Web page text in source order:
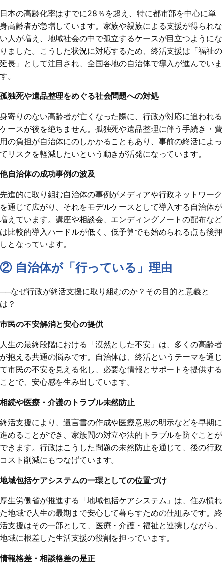
日本の高齢化率はすでに28％を超え、特に都市部を中心に単
身高齢者が急増しています。家族や親族による支援が得られな
い人が増え、地域社会の中で孤立するケースが目立つようにな
りました。こうした状況に対応するため、終活支援は「福祉の
延長」として注目され、全国各地の自治体で導入が進んでいま
す。
孤独死や遺品整理をめぐる社会問題への対処
身寄りのない高齢者が亡くなった際に、行政が対応に追われる
ケースが後を絶ちません。孤独死や遺品整理に伴う手続き・費
用の負担が自治体にのしかかることもあり、事前の終活によっ
てリスクを軽減したいという動きが活発になっています。
他自治体の成功事例の波及
先進的に取り組む自治体の事例がメディアや行政ネットワーク
を通じて広がり、それをモデルケースとして導入する自治体が
増えています。講座や相談会、エンディングノートの配布など
は比較的導入ハードルが低く、低予算でも始められる点も後押
しとなっています。
② 自治体が「行っている」理由
──なぜ行政が終活支援に取り組むのか？その目的と意義と
は？
市民の不安解消と安心の提供
人生の最終段階における「漠然とした不安」は、多くの高齢者
が抱える共通の悩みです。自治体は、終活というテーマを通じ
て市民の不安を見える化し、必要な情報とサポートを提供する
ことで、安心感を生み出しています。
相続や医療・介護のトラブル未然防止
終活支援により、遺言書の作成や医療意思の明示などを早期に
進めることができ、家族間の対立や法的トラブルを防ぐことが
できます。行政はこうした問題の未然防止を通じて、後の行政
コスト削減にもつなげています。
地域包括ケアシステムの一環としての位置づけ
厚生労働省が推進する「地域包括ケアシステム」は、住み慣れ
た地域で人生の最期まで安心して暮らすための仕組みです。終
活支援はその一部として、医療・介護・福祉と連携しながら、
地域に根差した生活支援の役割を担っています。
情報格差・相談格差の是正